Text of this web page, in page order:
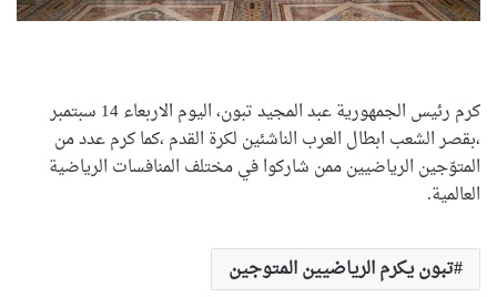
كرم رئيس الجمهورية عبد المجيد تبون، اليوم الاربعاء 14 سبتمبر
،بقصر الشعب ابطال العرب الناشئين لكرة القدم ،كما كرم عدد من
المتوّجين الرياضيين ممن شاركوا في مختلف المنافسات الرياضية
العالمية.
تبون يكرم الرياضيين المتوجين